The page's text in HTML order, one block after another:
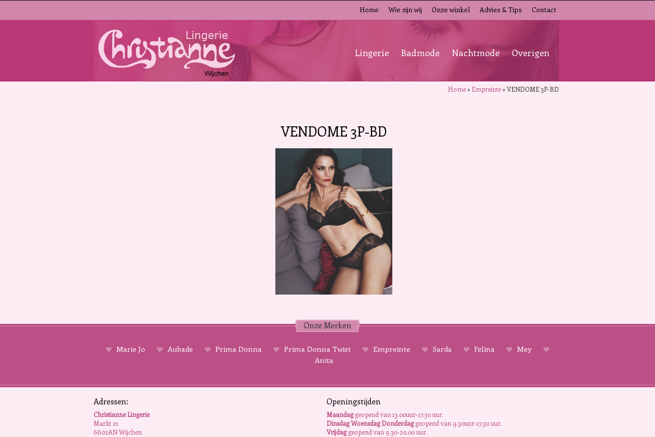
Home Wie zijn wij Onze winkel Advies & Tips Contact
Lingerie Badmode Nachtmode Overigen
Home»Empreinte»VENDOME 3P-BD
VENDOME 3P-BD
Onze Merken
Marie Jo Aubade Prima Donna Prima Donna Twist Empreinte Sarda Felina
Mey
Anita
Adressen:
Christianne Lingerie
Markt 21
6602AN Wijchen
Openingstijden
Maandaggeopend van 13.00uur-17.30 uur.
Dinsdag Woensdag Donderdaggeopend van 9.30uur-17.30 uur.
Vrijdaggeopend van 9.30-20.00 uur.